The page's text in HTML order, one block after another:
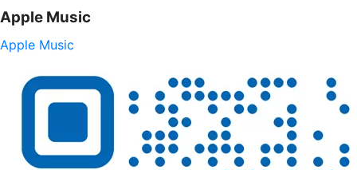
Apple Music
Apple Music